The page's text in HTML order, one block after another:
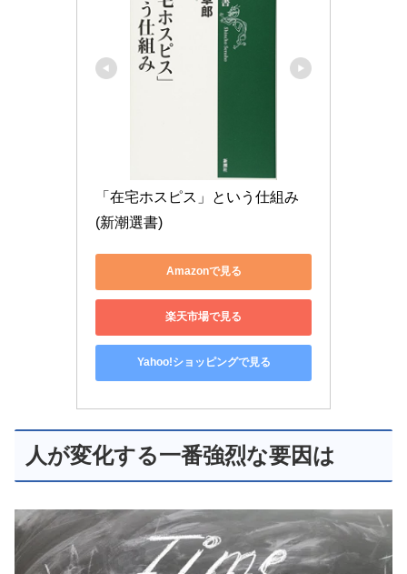
「在宅ホスピス」という仕組み
(新潮選書)
Amazonで見る
楽天市場で見る
Yahoo!ショッピングで見る
人が変化する一番強烈な要因は